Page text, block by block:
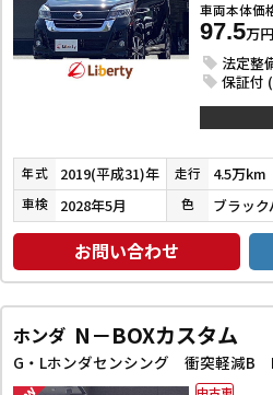
車両本体価
97.5万円
法定整
保証付
年式 2019(平成31)年 走行 4.5万km
車検 2028年5月 色 ブラッ
お問い合わせ
ホンダ N－BOXカスタム